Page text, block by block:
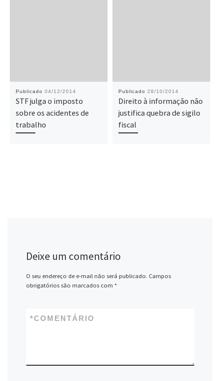
Publicado 04/12/2014
STF julga o imposto
sobre os acidentes de
trabalho
Publicado 28/10/2014
Direito à informação não
justifica quebra de sigilo
fiscal
Deixe um comentário
O seu endereço de e-mail não será publicado. Campos
obrigatórios são marcados com *
COMENTÁRIO
*